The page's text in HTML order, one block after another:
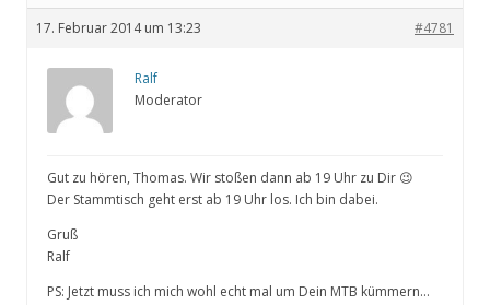
17. Februar 2014 um 13:23 #4781
Ralf
Moderator
Gut zu hören, Thomas. Wir stoßen dann ab 19 Uhr zu Dir 😉
Der Stammtisch geht erst ab 19 Uhr los. Ich bin dabei.
Gruß
Ralf
PS: Jetzt muss ich mich wohl echt mal um Dein MTB kümmern…